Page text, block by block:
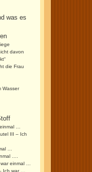
was es
davon
die Frau
Wasser
…
III – Ich
…
….
einmal …
Ich war …